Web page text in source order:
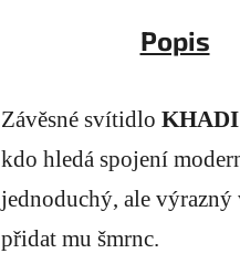
Popis
Závěsné svítidlo KHADI
kdo hledá spojení
jednoduchý, ale
přidat mu šmrnc.